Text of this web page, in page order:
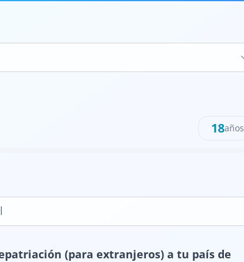
18años
(para extranjeros) a tu país de